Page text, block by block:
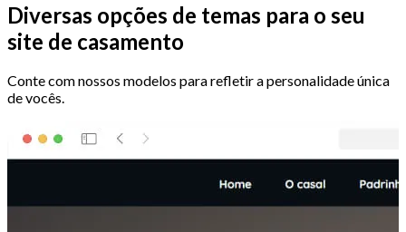
Diversas opções de temas para o seu
site de casamento
Conte com nossos modelos para refletir a personalidade única
de vocês.